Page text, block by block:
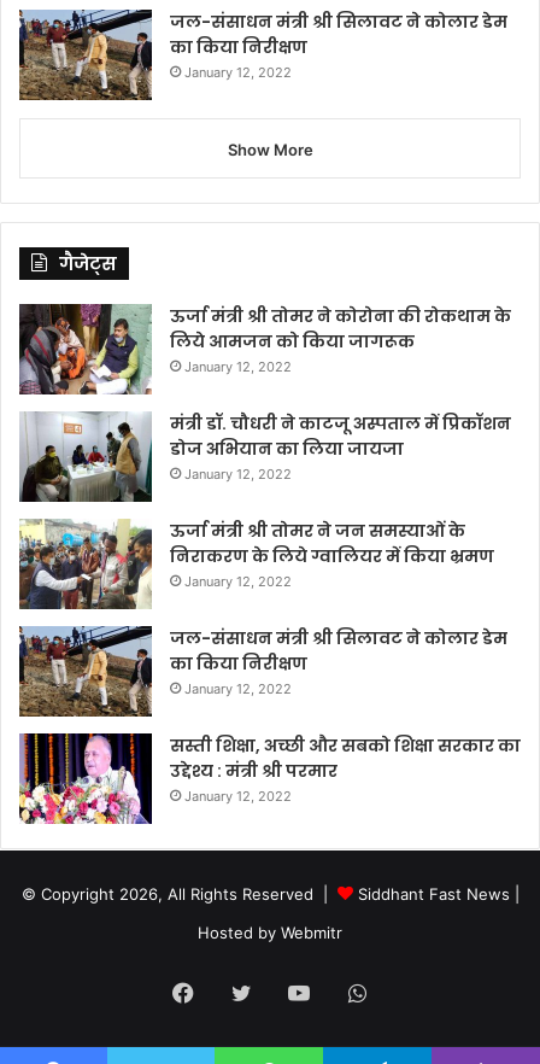
जल-संसाधन मंत्री श्री सिलावट ने कोलार डेम
का किया निरीक्षण
January 12, 2022
Show More
गैजेट्स
ऊर्जा मंत्री श्री तोमर ने कोरोना की रोकथाम के
लिये आमजन को किया जागरूक
January 12, 2022
मंत्री डॉ. चौधरी ने काटजू अस्पताल में प्रिकॉशन
डोज अभियान का लिया जायजा
January 12, 2022
ऊर्जा मंत्री श्री तोमर ने जन समस्याओं के
निराकरण के लिये ग्वालियर में किया भ्रमण
January 12, 2022
जल-संसाधन मंत्री श्री सिलावट ने कोलार डेम
का किया निरीक्षण
January 12, 2022
सस्ती शिक्षा, अच्छी और सबको शिक्षा सरकार का
उद्देश्य : मंत्री श्री परमार
January 12, 2022
© Copyright 2026, All Rights Reserved | Siddhant Fast News
Hosted by Webmitr
Facebook
Twitter YouTubeWhatsApp